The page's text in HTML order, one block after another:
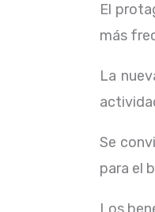
El
más
La
Se
para el